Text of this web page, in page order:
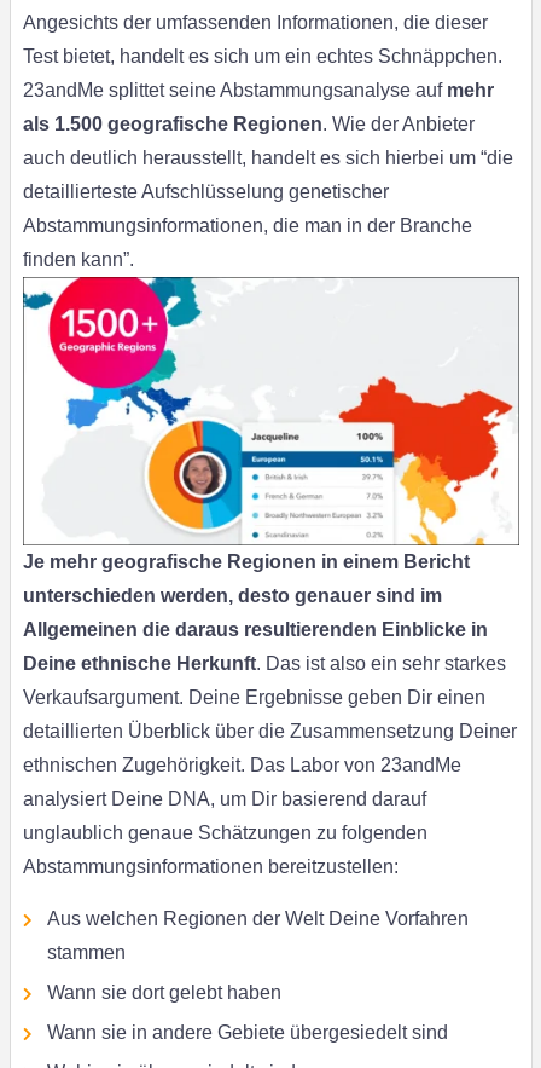
Angesichts der umfassenden Informationen, die dieser
Test bietet, handelt es sich um ein echtes Schnäppchen.
23andMe splittet seine Abstammungsanalyse auf mehr
als 1.500 geografische Regionen. Wie der Anbieter
auch deutlich herausstellt, handelt es sich hierbei um “die
detaillierteste Aufschlüsselung genetischer
Abstammungsinformationen, die man in der Branche
finden kann”.
Je mehr geografische Regionen in einem Bericht
unterschieden werden, desto genauer sind im
Allgemeinen die daraus resultierenden Einblicke in
Deine ethnische Herkunft. Das ist also ein sehr starkes
Verkaufsargument. Deine Ergebnisse geben Dir einen
detaillierten Überblick über die Zusammensetzung Deiner
ethnischen Zugehörigkeit. Das Labor von 23andMe
analysiert Deine DNA, um Dir basierend darauf
unglaublich genaue Schätzungen zu folgenden
Abstammungsinformationen bereitzustellen:
Aus welchen Regionen der Welt Deine Vorfahren
stammen
Wann sie dort gelebt haben
Wann sie in andere Gebiete übergesiedelt sind